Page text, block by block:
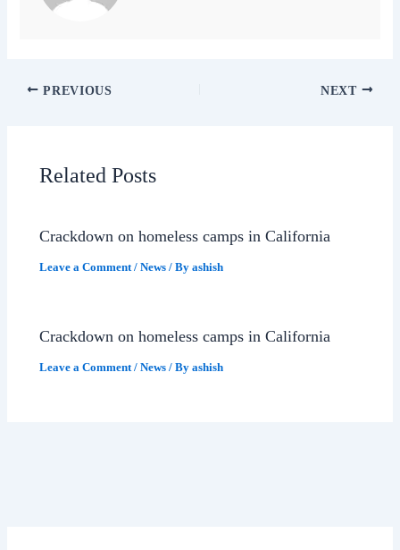
PREVIOUS NEXT
Related Posts
Crackdown on homeless camps in California
Leave a Comment /News / Byashish
Crackdown on homeless camps in California
Leave a Comment /News / Byashish